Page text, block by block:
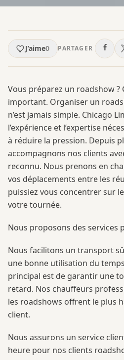
J’aime0 PARTAGER
Vous préparez un roadshow ?
important. Organiser un
n’est jamais simple. Chicago
l’expérience et l’expertise
à réduire la pression. Depuis
accompagnons nos clients
reconnu. Nous prenons en
vos déplacements entre les
puissiez vous concentrer sur
votre tournée.
Nous proposons des services
Nous facilitons un transport
une bonne utilisation du
principal est de garantir une
retard. Nos chauffeurs
les roadshows offrent le plus
client.
Nous assurons un service
heure pour nos clients